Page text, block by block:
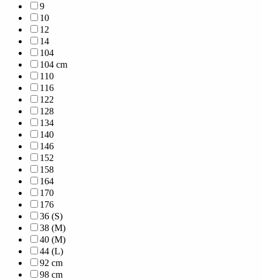
9
10
12
14
104
104 cm
110
116
122
128
134
140
146
152
158
164
170
176
36 (S)
38 (M)
40 (M)
44 (L)
92 cm
98 cm